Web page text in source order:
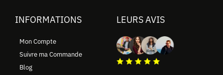
INFORMATIONS
Mon Compte
Suivre ma Commande
Blog
LEURS AVIS